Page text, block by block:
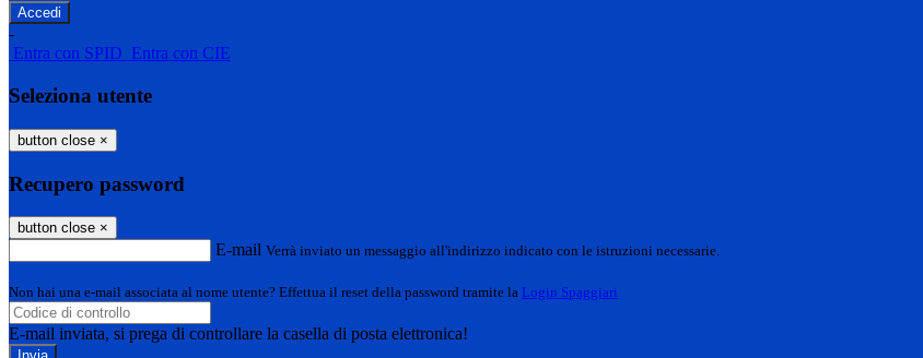
-
Entra con SPID Entra con CIE
Seleziona utente
button close ×
Recupero password
button close ×
E-mail Verrà inviato un messaggio all'indirizzo indicato con le istruzioni necessarie.
Non hai una e-mail associata al nome utente? Effettua il reset della password tramite la Login Spaggiari
E-mail inviata, si prega di controllare la casella di posta elettronica!